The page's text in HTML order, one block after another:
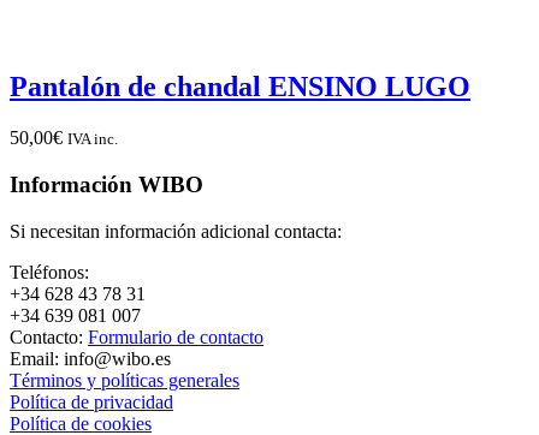
Pantalón de chandal ENSINO LUGO
50,00€ IVA inc.
Información WIBO
Si necesitan información adicional contacta:
Teléfonos:
+34 628 43 78 31
+34 639 081 007
Contacto: Formulario de contacto
Email: info@wibo.es
Términos y políticas generales
Política de privacidad
Política de cookies